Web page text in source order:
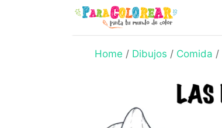
Home / Dibujos / Comida /